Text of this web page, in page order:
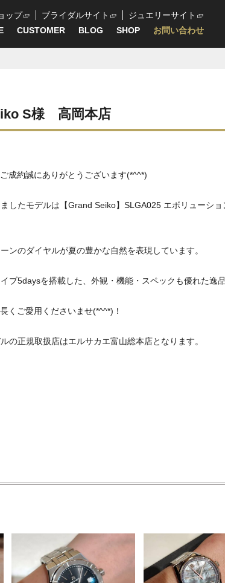
ップ ブライダルサイト
ジュエリーサイト
CUSTOMER BLOG SHOP お問い合わせ
S様 高岡本店
成約誠にありがとうございます(*^^*)
したモデルは【Grand Seiko】SLGA025 エボリューショ
ンのダイヤルが夏の豊かな自然を表現しています。
ブ5daysを搭載した、外観・機能・スペックも優れた逸品
くご愛用くださいませ(*^^*)！
の正規取扱店はエルサカエ富山総本店となります。